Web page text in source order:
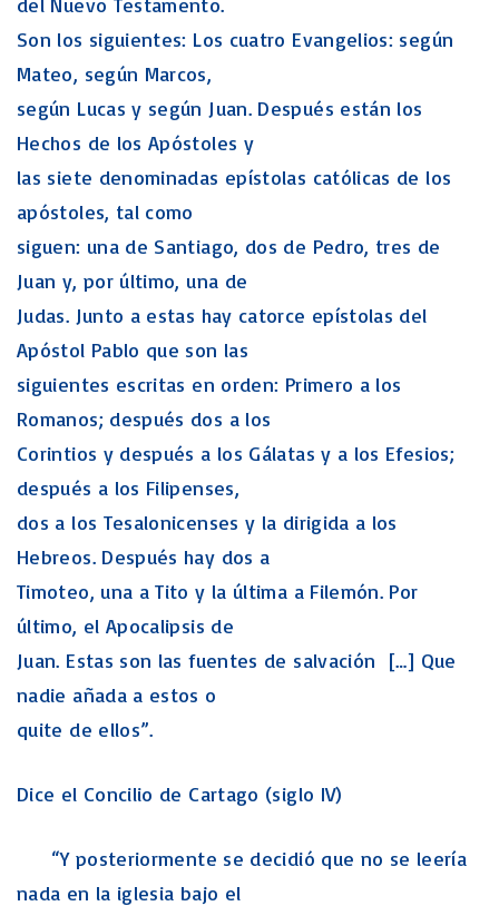
Son los siguientes: Los cuatro Evangelios: según
Mateo, según Marcos,
según Lucas y según Juan. Después están los
Hechos de los Apóstoles y
las siete denominadas epístolas católicas de los
apóstoles, tal como
siguen: una de Santiago, dos de Pedro, tres de
Juan y, por último, una de
Judas. Junto a estas hay catorce epístolas del
Apóstol Pablo que son las
siguientes escritas en orden: Primero a los
Romanos; después dos a los
Corintios y después a los Gálatas y a los Efesios;
después a los Filipenses,
dos a los Tesalonicenses y la dirigida a los
Hebreos. Después hay dos a
Timoteo, una a Tito y la última a Filemón. Por
último, el Apocalipsis de
Juan. Estas son las fuentes de salvación […] Que
nadie añada a estos o
quite de ellos”.
Dice el Concilio de Cartago (siglo IV)
“Y posteriormente se decidió que no se leería
nada en la iglesia bajo el